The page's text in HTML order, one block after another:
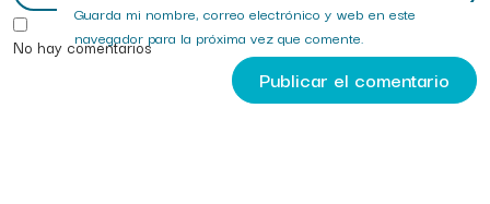
Guarda mi nombre, correo electrónico y web en este
navegador para la próxima vez que comente.
No hay comentarios